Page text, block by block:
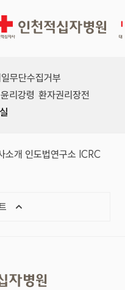
천적십자병원
무단수집거부
리강령 환자권리장전
)
소개 (새 창)
인도법연구소 (새 창)
ICRC(국제
제적십자사연맹, 새 창)
목록 열기